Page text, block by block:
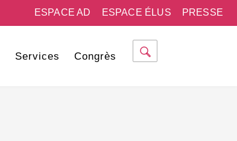
PRESSE
ESPACE ÉLUS
ESPACE AD
Services Congrès